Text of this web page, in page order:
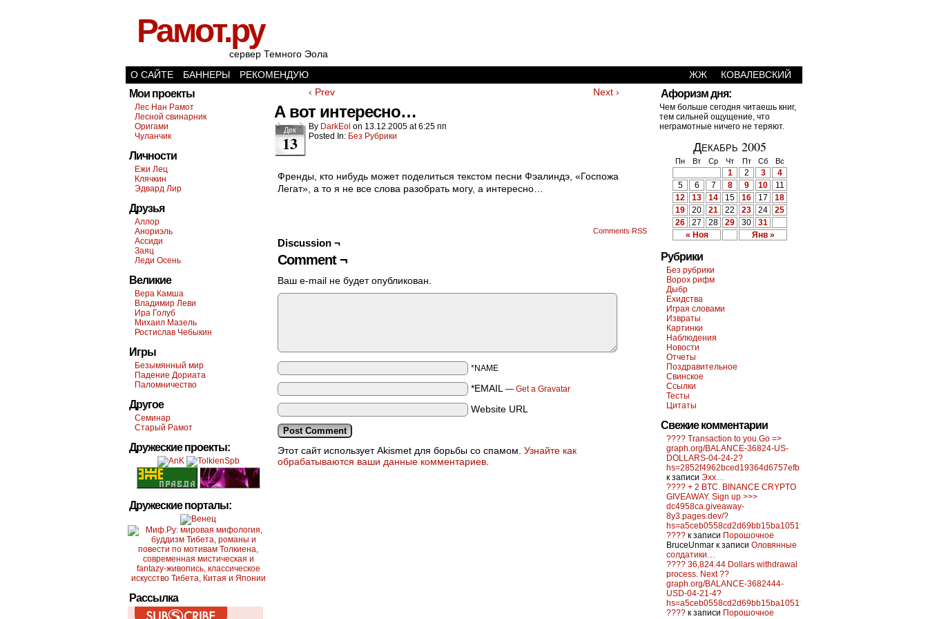
Рамот.ру
сервер Темного Эола
О САЙТЕ
БАННЕРЫ РЕКОМЕНДУЮ ЖЖ КОВАЛЕВСКИЙ
Мои проекты
Лес Нан Рамот
Лесной свинарник
Оригами
Чуланчик
Личности
Ежи Лец
Клячкин
Эдвард Лир
Друзья
Аллор
Анориэль
Ассиди
Заяц
Леди Осень
Великие
Вера Камша
Владимир Леви
Ира Голуб
Михаил Мазель
Ростислав Чебыкин
Игры
Безымянный мир
Падение Дориата
Паломничество
Другое
Семинар
Старый Рамот
Дружеские проекты:
Дружеские порталы:
Рассылка
‹ Prev Next ›
А вот интересно…
Дек
13
By DarkEol on 13.12.2005 at6:25 пп
Posted In: Без Рубрики
Френды, кто нибудь может поделиться текстом песни Фэалиндэ, «Госпожа
Легат», а то я не все слова разобрать могу, а интересно…
Comments RSS
Discussion ¬
Comment ¬
Ваш e-mail не будет опубликован.
*NAME
*EMAIL — Get a Gravatar
Website URL
Этот сайт использует Akismet для борьбы со спамом. Узнайте как
обрабатываются ваши данные комментариев
Афоризм дня:
Чем больше сегодня читаешь книг,
тем сильней ощущение, что
неграмотные ничего не теряют.
Декабрь 2005
Пн Вт Ср Чт Пт Сб Вс
« Ноя Янв »
1 2 3
4
5
6 7 8 9 10
11
12
13 14 15 16 17
18
19
20 21 22 23 24
25
26
27 28 29 30 31
Рубрики
Без рубрики
Ворох рифм
Дыбр
Ехидства
Играя словами
Извраты
Картинки
Наблюдения
Новости
Отчеты
Поздравительное
Свинское
Ссылки
Тесты
Цитаты
Свежие комментарии
???? Transaction to you.Go =>
graph.org/BALANCE-36824-US-
DOLLARS-04-24-2?
hs=2852f4962bced19364d6757efb5f6a84&
к записи Эхх…
???? + 2 BTC. BINANCE CRYPTO
GIVEAWAY. Sign up >>>
dc4958ca.giveaway-
8y3.pages.dev/?
hs=a5ceb0558cd2d69bb15ba10519f0d6c2&
???? к записи Порошочное
BruceUnmar к записи Оловянные
солдатики…
???? 36,824.44 Dollars withdrawal
process. Next ??
graph.org/BALANCE-3682444-
USD-04-21-4?
hs=a5ceb0558cd2d69bb15ba10519f0d6c2&
???? к записи Порошочное